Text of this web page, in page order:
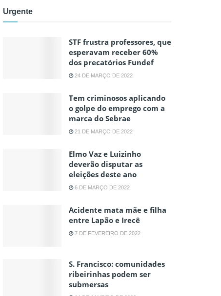
Urgente
STF frustra professores, que
esperavam receber 60%
dos precatórios Fundef
24 DE MARÇO DE 2022
Tem criminosos aplicando
o golpe do emprego com a
marca do Sebrae
21 DE MARÇO DE 2022
Elmo Vaz e Luizinho
deverão disputar as
eleições deste ano
6 DE MARÇO DE 2022
Acidente mata mãe e filha
entre Lapão e Irecê
7 DE FEVEREIRO DE 2022
S. Francisco: comunidades
ribeirinhas podem ser
submersas